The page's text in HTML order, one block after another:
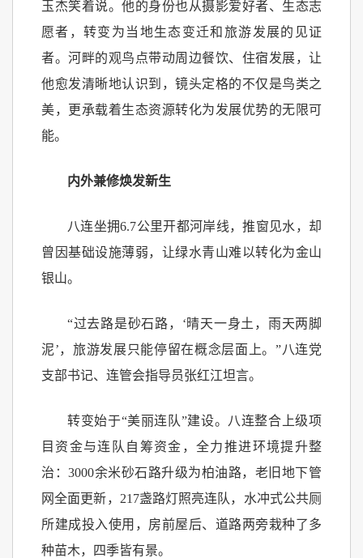
玉杰笑着说。他的身份也从摄影爱好者、生态志
愿者，转变为当地生态变迁和旅游发展的见证
者。河畔的观鸟点带动周边餐饮、住宿发展，让
他愈发清晰地认识到，镜头定格的不仅是鸟类之
美，更承载着生态资源转化为发展优势的无限可
能。
内外兼修焕发新生
八连坐拥6.7公里开都河岸线，推窗见水，却
曾因基础设施薄弱，让绿水青山难以转化为金山
银山。
“过去路是砂石路，‘晴天一身土，雨天两脚
泥’，旅游发展只能停留在概念层面上。”八连党
支部书记、连管会指导员张红江坦言。
转变始于“美丽连队”建设。八连整合上级项
目资金与连队自筹资金，全力推进环境提升整
治：3000余米砂石路升级为柏油路，老旧地下管
网全面更新，217盏路灯照亮连队，水冲式公共厕
所建成投入使用，房前屋后、道路两旁栽种了多
种苗木，四季皆有景。